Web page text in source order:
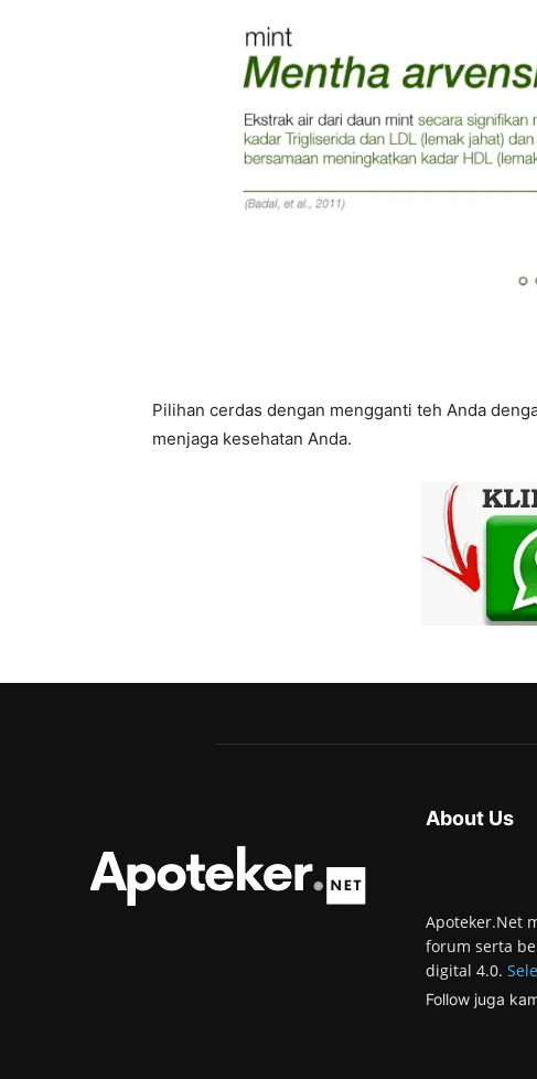
Pilihan cerdas dengan mengganti teh Anda
menjaga kesehatan Anda.
About Us
Apoteker.Net
forum serta
digital 4.0.
Follow juga